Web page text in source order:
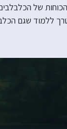
של
ללמוד שגם